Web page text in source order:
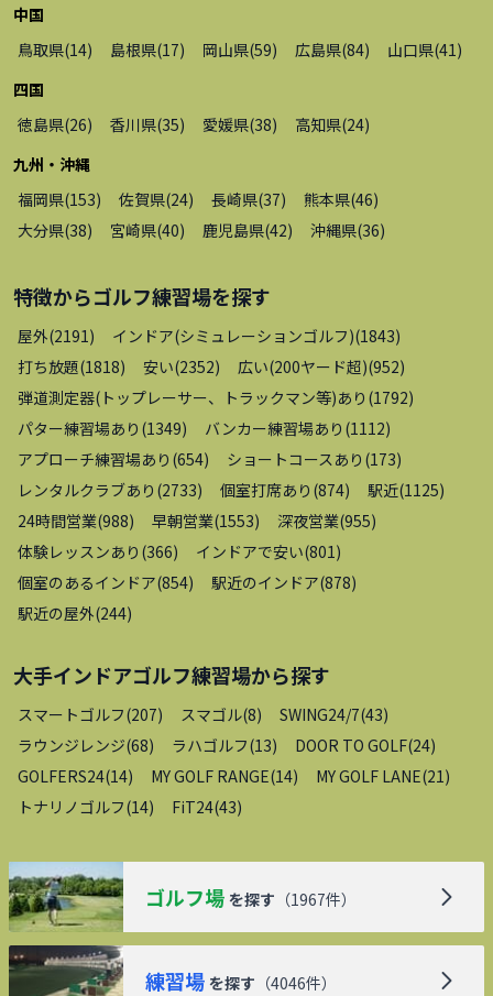
中国
鳥取県(14) 島根県(17) 岡山県(59) 広島県(84) 山口県(41 )
四国
徳島県(26) 香川県(35) 愛媛県(38) 高知県(24)
九州・沖縄
福岡県(153) 佐賀県(24) 長崎県(37) 熊本県(46)
大分県(38) 宮崎県(40) 鹿児島県(42) 沖縄県(36)
特徴からゴルフ練習場を探す
屋外(2191 ) インドア(シミュレーションゴルフ)(1843)
打ち放題(1818) 安い(2352) 広い(200ヤード超)(952)
弾道測定器(トップレーサー、トラックマン等)あり (1792)
パター練習場あり (1349) バンカー練習場あり (1112)
アプローチ練習場あり (654) ショートコースあり (173)
レンタルクラブあり (2733) 個室打席あり (874) 駅近(1125)
24時間営業(988) 早朝営業(1553) 深夜営業(955)
体験レッスンあり (366) インドアで安い(801 )
個室のあるインドア(854) 駅近のインドア(878)
駅近の屋外(244)
大手インドアゴルフ練習場から探す
スマートゴルフ(207) スマゴル(8) SWING24/7(43)
ラウンジレンジ(68) ラハゴルフ(13) DOOR TO GOLF(24)
GOLFERS24(14) MY GOLF RANGE(14) MY GOLF LANE(21 )
トナリノゴルフ(14) FiT24(43)
ゴルフ場 を探す （1967件）
練習場 を探す （4046件）